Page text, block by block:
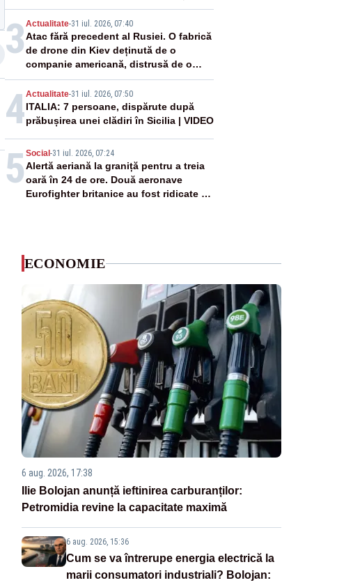
devin tropicale
3 Actualitate-31 iul. 2026, 07:40
Atac fără precedent al Rusiei. O fabrică
de drone din Kiev deținută de o
companie americană, distrusă de o
rachetă rusească
4Actualitate-31 iul. 2026, 07:50
ITALIA: 7 persoane, dispărute după
prăbușirea unei clădiri în Sicilia | VIDEO
5 Social -31 iul. 2026, 07:24
Alertă aeriană la graniță pentru a treia
oară în 24 de ore. Două aeronave
Eurofighter britanice au fost ridicate de
ECONOMIE
6 aug. 2026, 17:38
Ilie Bolojan anunță ieftinirea carburanților:
Petromidia revine la capacitate maximă
6 aug. 2026, 15:36
Cum se va întrerupe energia electrică la
marii consumatori industriali? Bolojan: